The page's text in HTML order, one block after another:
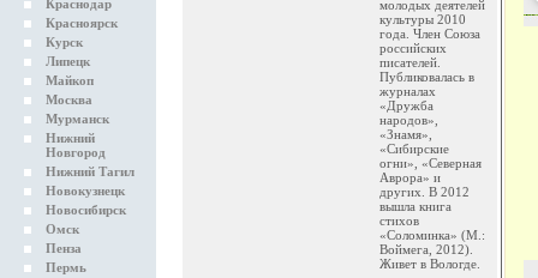
Краснодар
Красноярск
Курск
Липецк
Майкоп
Москва
Мурманск
Нижний
Новгород
Нижний Тагил
Новокузнецк
Новосибирск
Омск
Пенза
Пермь
молодых деятелей
культуры 2010
года. Член Союза
российских
писателей.
Публиковалась в
журналах
«Дружба
народов»,
«Знамя»,
«Сибирские
огни», «Северная
Аврора» и
других. В 2012
вышла книга
стихов
«Соломинка» (М.:
Воймега, 2012).
Живет в Вологде.